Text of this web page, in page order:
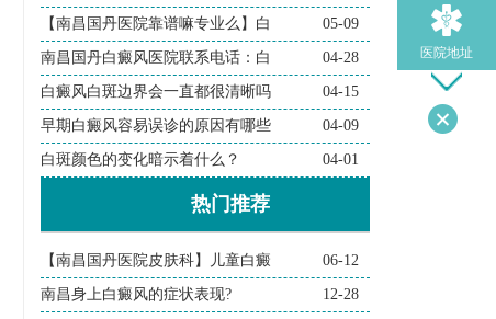
【南昌国丹医院靠谱嘛专业么】白 05-09
南昌国丹白癜风医院联系电话：白 04-28
白癜风白斑边界会一直都很清晰吗 04-15
早期白癜风容易误诊的原因有哪些 04-09
白斑颜色的变化暗示着什么？ 04-01
热门推荐
【南昌国丹医院皮肤科】儿童白癜 06-12
南昌身上白癜风的症状表现? 12-28
医院地址
导医问诊